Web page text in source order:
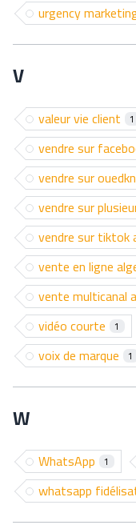
urgency
V
valeur vie client 1
vendre sur
vendre sur
vendre sur
vendre sur tiktok
vente en ligne
vente multicanal
vidéo courte 1
voix de marque 1
W
WhatsApp 1
whatsapp